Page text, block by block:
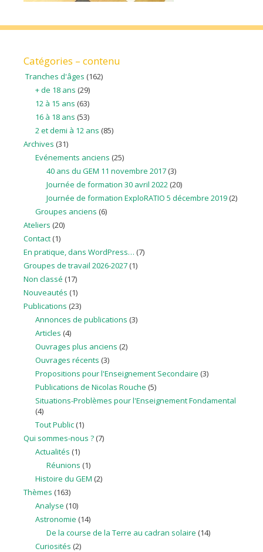
Catégories – contenu
Tranches d'âges (162)
+ de 18 ans (29)
12 à 15 ans (63)
16 à 18 ans (53)
2 et demi à 12 ans (85)
Archives (31)
Evénements anciens (25)
40 ans du GEM 11 novembre 2017 (3)
Journée de formation 30 avril 2022 (20)
Journée de formation ExploRATIO 5 décembre 2019 (2)
Groupes anciens (6)
Ateliers (20)
Contact (1)
En pratique, dans WordPress… (7)
Groupes de travail 2026-2027 (1)
Non classé (17)
Nouveautés (1)
Publications (23)
Annonces de publications (3)
Articles (4)
Ouvrages plus anciens (2)
Ouvrages récents (3)
Propositions pour l'Enseignement Secondaire (3)
Publications de Nicolas Rouche (5)
Situations-Problèmes pour l'Enseignement Fondamental
(4)
Tout Public(1)
Qui sommes-nous ? (7)
Actualités (1)
Réunions (1)
Histoire du GEM (2)
Thèmes (163)
Analyse (10)
Astronomie (14)
De la course de la Terre au cadran solaire (14)
Curiosités (2)